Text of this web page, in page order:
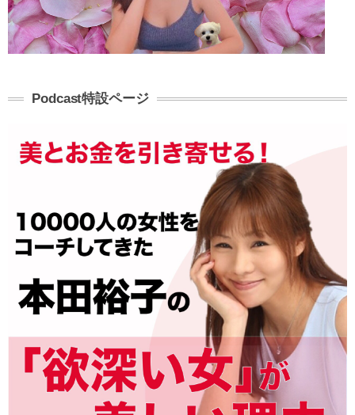
Podcast特設ページ